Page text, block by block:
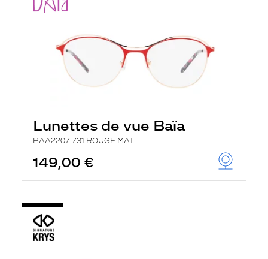
Lunettes de vue Baïa
BAA2207 731 ROUGE MAT
149,00 €